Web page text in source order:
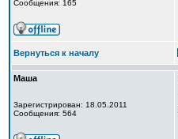
Сообщения: 165
Вернуться к началу
Маша
Зарегистрирован: 18.05.2011
Сообщения: 564